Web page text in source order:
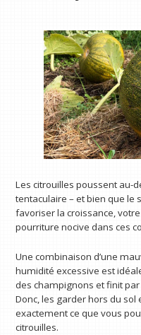
Les citrouilles poussent au-
tentaculaire – et bien que le
favoriser la croissance,
pourriture nocive dans ces
Une combinaison d’une
humidité excessive est
des champignons et finit
Donc, les garder hors du sol
exactement ce que vous
citrouilles.